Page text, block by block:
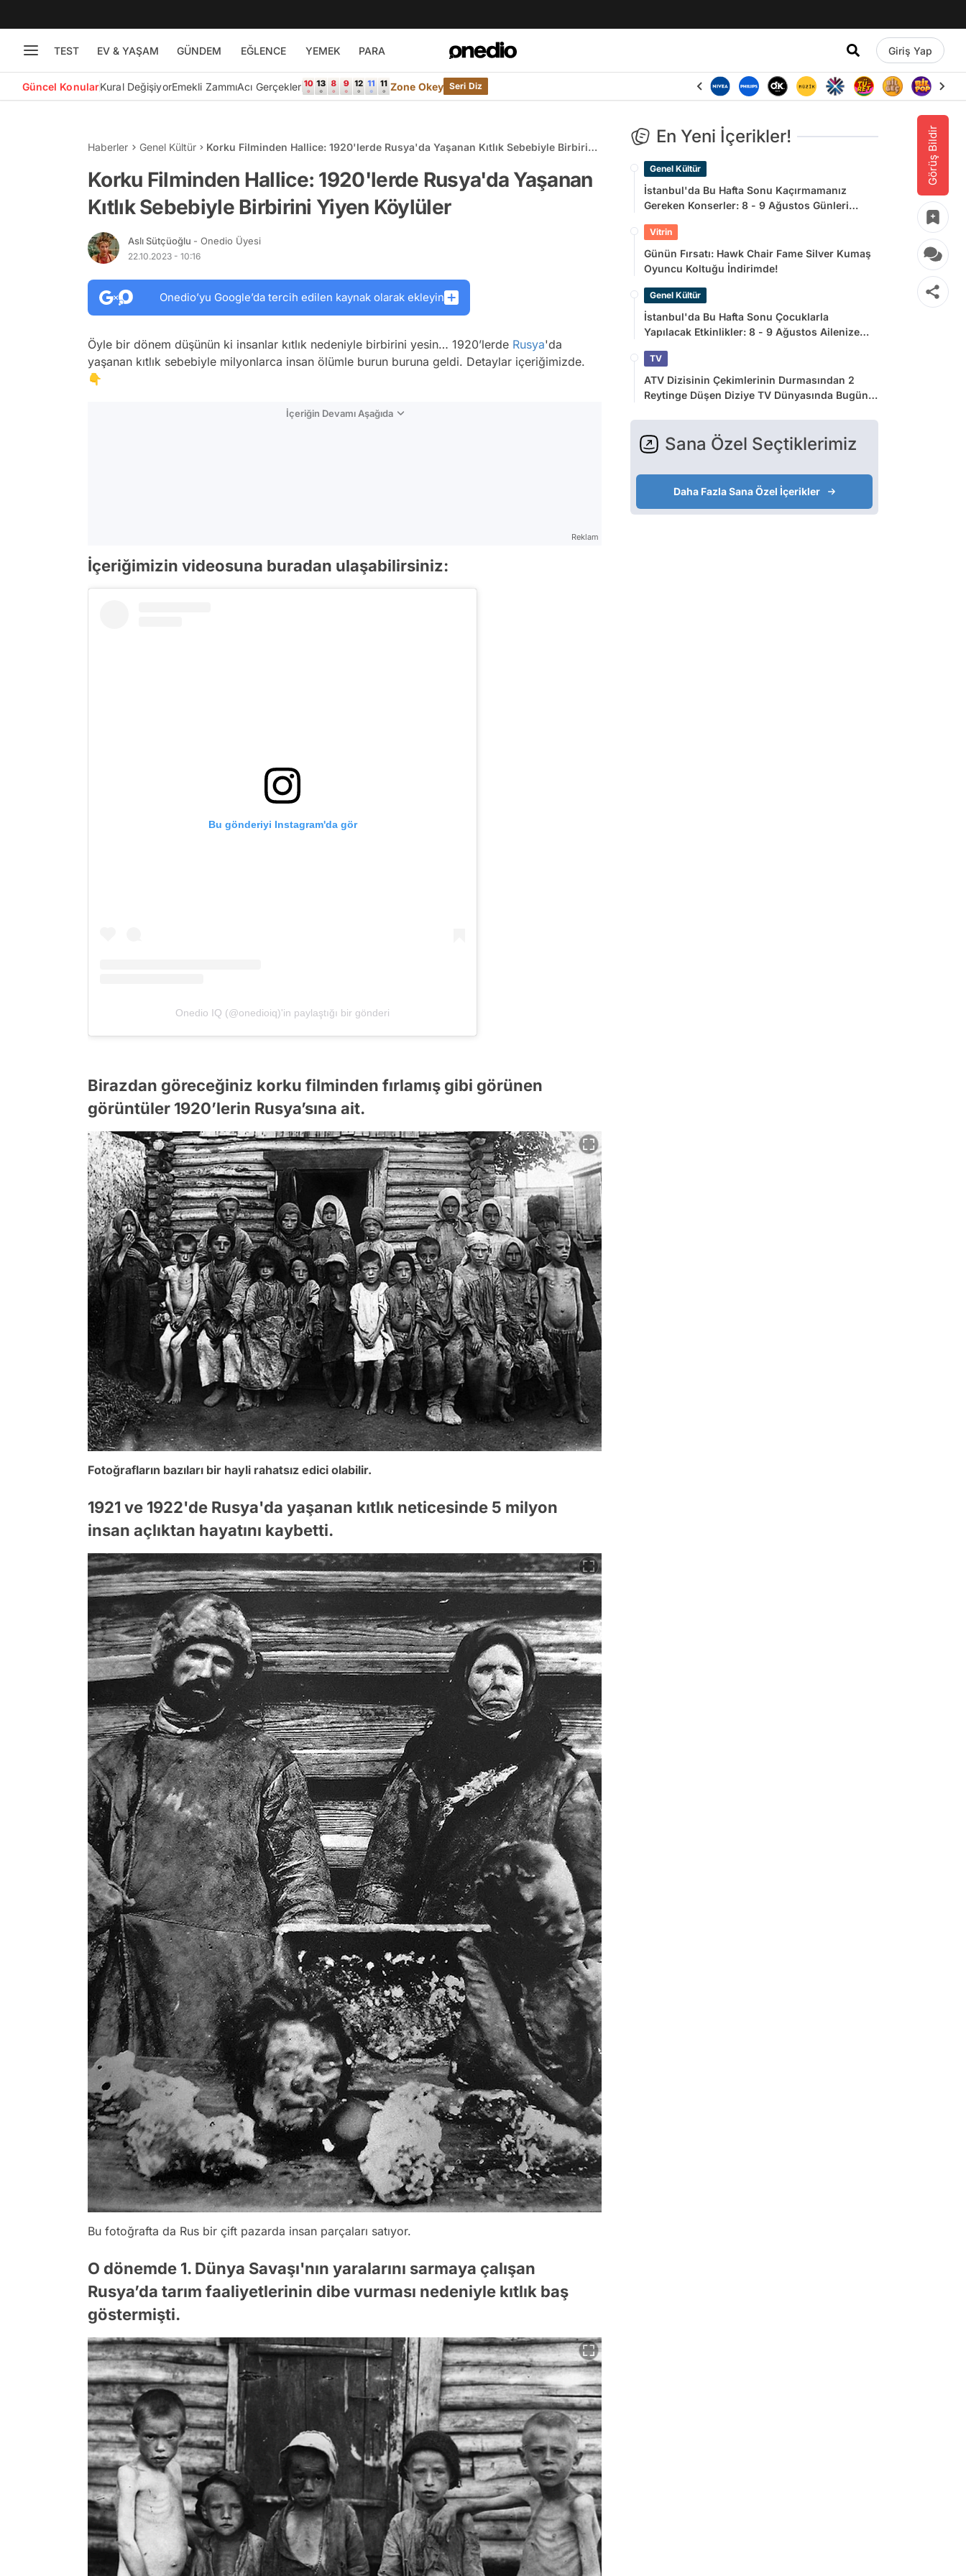
TEST EV & YAŞAM GÜNDEM EĞLENCE YEMEK PARA Giriş Yap
Güncel KonularKural DeğişiyorEmekli ZammıAcı Gerçekler Zone Okey Seri Diz
Görüş Bildir
Haberler Genel Kültür
Korku Filminden Hallice: 1920'lerde Rusya'da Yaşanan Kıtlık Sebebiyle Birbirini
Korku Filminden Hallice: 1920'lerde Rusya'da Yaşanan
Kıtlık Sebebiyle Birbirini Yiyen Köylüler
Aslı Sütçüoğlu - Onedio Üyesi
22.10.2023 - 10:16
Onedio’yu Google’da tercih edilen kaynak olarak ekleyin
Öyle bir dönem düşünün ki insanlar kıtlık nedeniyle birbirini yesin… 1920’lerde Rusya'da
yaşanan kıtlık sebebiyle milyonlarca insan ölümle burun buruna geldi. Detaylar içeriğimizde.
👇
İçeriğin Devamı Aşağıda
Reklam
İçeriğimizin videosuna buradan ulaşabilirsiniz:
Bu gönderiyi Instagram'da gör
Onedio IQ (@onedioiq)'in paylaştığı bir gönderi
Birazdan göreceğiniz korku filminden fırlamış gibi görünen
görüntüler 1920’lerin Rusya’sına ait.
Fotoğrafların bazıları bir hayli rahatsız edici olabilir.
1921 ve 1922'de Rusya'da yaşanan kıtlık neticesinde 5 milyon
insan açlıktan hayatını kaybetti.
Bu fotoğrafta da Rus bir çift pazarda insan parçaları satıyor.
O dönemde 1. Dünya Savaşı'nın yaralarını sarmaya çalışan
Rusya’da tarım faaliyetlerinin dibe vurması nedeniyle kıtlık baş
göstermişti.
En Yeni İçerikler!
Genel Kültür
İstanbul'da Bu Hafta Sonu Kaçırmamanız
Gereken Konserler: 8 - 9 Ağustos Günleri
Vitrin
Günün Fırsatı: Hawk Chair Fame Silver Kumaş
Oyuncu Koltuğu İndirimde!
Genel Kültür
İstanbul'da Bu Hafta Sonu Çocuklarla
Yapılacak Etkinlikler: 8 - 9 Ağustos Ailenize
TV
ATV Dizisinin Çekimlerinin Durmasından 2
Reytinge Düşen Diziye TV Dünyasında Bugün
Sana Özel Seçtiklerimiz
Daha Fazla Sana Özel İçerikler